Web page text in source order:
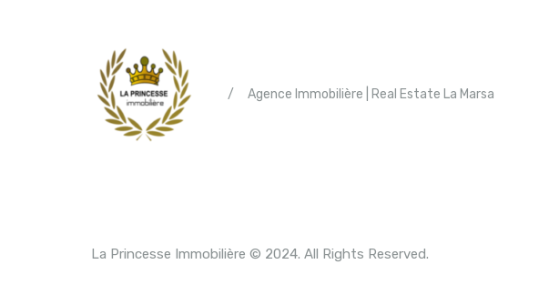
/ Agence Immobilière | Real Estate La Marsa
La Princesse Immobilière © 2024. All Rights Reserved.